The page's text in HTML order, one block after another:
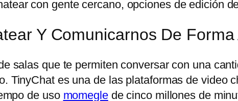
con gente cercano, opciones de edición
Y Comunicarnos De
salas que te permiten conversar con una
TinyChat es una de las plataformas de video
de uso momeglede cinco millones de